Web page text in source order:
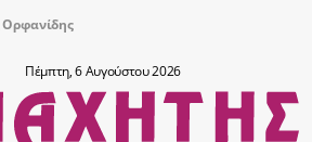
Ορφανίδης
Πέμπτη, 6 Αυγούστου 2026